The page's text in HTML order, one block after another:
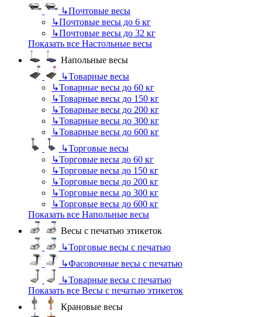
↳Почтовые весы
↳Почтовые весы до 6 кг
↳Почтовые весы до 32 кг
Показать все Настольные весы
Напольные весы
↳Товарные весы
↳Товарные весы до 60 кг
↳Товарные весы до 150 кг
↳Товарные весы до 200 кг
↳Товарные весы до 300 кг
↳Товарные весы до 600 кг
↳Торговые весы
↳Торговые весы до 60 кг
↳Торговые весы до 150 кг
↳Торговые весы до 200 кг
↳Торговые весы до 300 кг
↳Торговые весы до 600 кг
Показать все Напольные весы
Весы с печатью этикеток
↳Торговые весы с печатью
↳Фасовочные весы с печатью
↳Товарные весы с печатью
Показать все Весы с печатью этикеток
Крановые весы